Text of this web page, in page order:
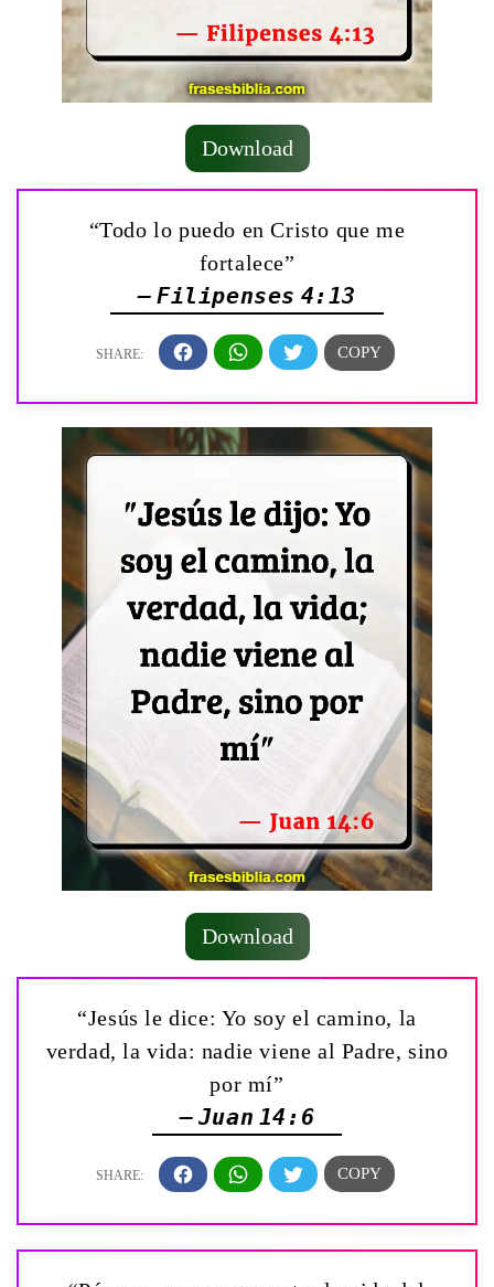
Download
“Todo lo puedo en Cristo que me
fortalece”
— Filipenses 4:13
Download
“Jesús le dice: Yo soy el camino, la
verdad, la vida: nadie viene al Padre, sino
por mí”
— Juan 14:6